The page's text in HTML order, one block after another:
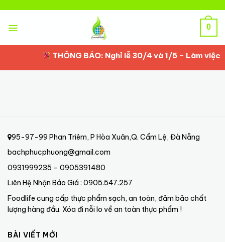
content
0
THÔNG BÁO: Nghỉ lễ 30/4 và 1/5 – Làm
95-97-99 Phan Triêm, P Hòa Xuân,Q. Cẩm Lệ, Đà Nẵng
bachphucphuong@gmail.com
0931999235 – 0905391480
Liên Hệ Nhận Báo Giá : 0905.547.257
Foodlife cung cấp thực phẩm sạch, an toàn, đảm bảo chất
lượng hàng đầu. Xóa đi nỗi lo về an toàn thực phẩm !
BÀI VIẾT MỚI